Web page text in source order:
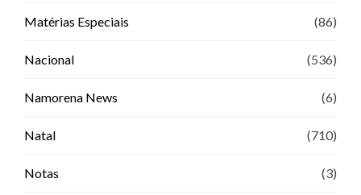
Matérias Especiais (86)
Nacional (536)
Namorena News (6)
Natal (710)
Notas (3)